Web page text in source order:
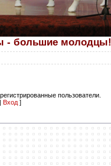
- большие молодцы!
пользователи.
| Вход ]